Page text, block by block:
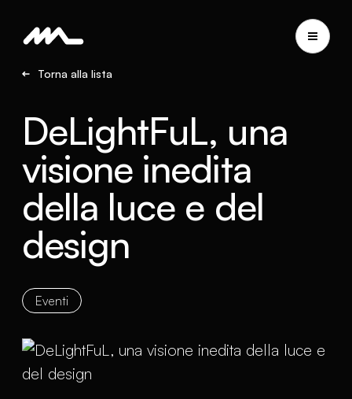
Torna alla lista
DeLightFuL, una
visione inedita
della luce e del
design
Eventi